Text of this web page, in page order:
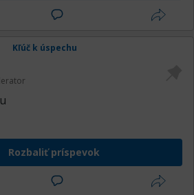
Kľúč k úspechu
Rozbaliť príspevok